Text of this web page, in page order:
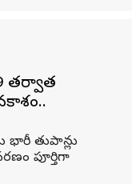
తర్వాత
భారీ తుపాన్లు
పూర్తిగా